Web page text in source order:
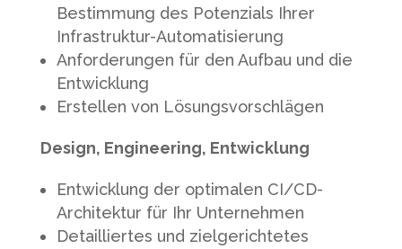
Bestimmung des Potenzials Ihrer
Infrastruktur-Automatisierung
Anforderungen für den Aufbau und die
Entwicklung
Erstellen von Lösungsvorschlägen
Design, Engineering, Entwicklung
Entwicklung der optimalen CI/CD-
Architektur für Ihr Unternehmen
Detailliertes und zielgerichtetes